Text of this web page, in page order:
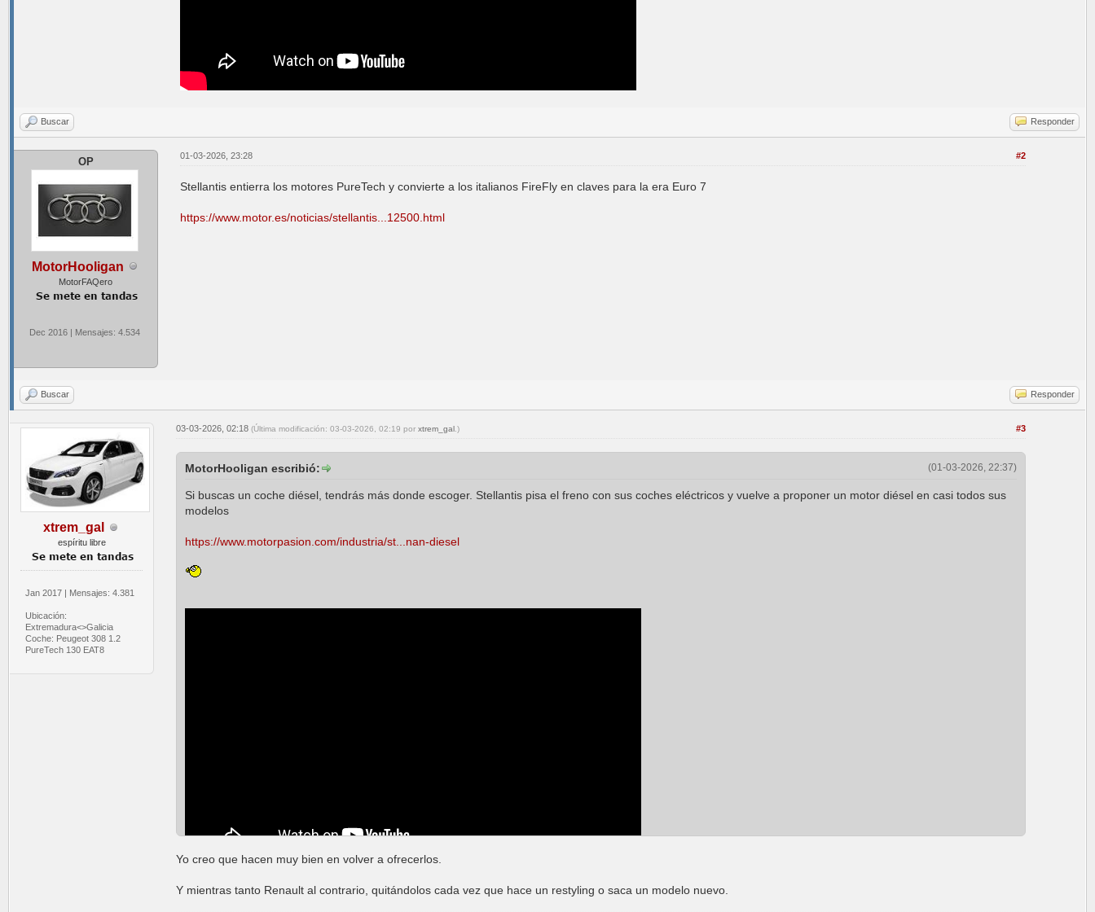
Buscar Responder
OP
MotorHooligan
MotorFAQero
Dec 2016 | Mensajes: 4.534
#2
01-03-2026, 23:28
Stellantis entierra los motores PureTech y convierte a los italianos FireFly en claves para la era Euro 7
https://www.motor.es/noticias/stellantis...12500.html
Buscar Responder
xtrem_gal
espíritu libre
Jan 2017 | Mensajes: 4.381
Ubicación:
Extremadura<>Galicia
Coche: Peugeot 308 1.2
PureTech 130 EAT8
#3
03-03-2026, 02:18 (Última modificación: 03-03-2026, 02:19 por xtrem_gal.)
(01-03-2026, 22:37)
MotorHooligan escribió:
Si buscas un coche diésel, tendrás más donde escoger. Stellantis pisa el freno con sus coches eléctricos y vuelve a proponer un motor diésel en casi todos sus
modelos
https://www.motorpasion.com/industria/st...nan-diesel
Yo creo que hacen muy bien en volver a ofrecerlos.
Y mientras tanto Renault al contrario, quitándolos cada vez que hace un restyling o saca un modelo nuevo.